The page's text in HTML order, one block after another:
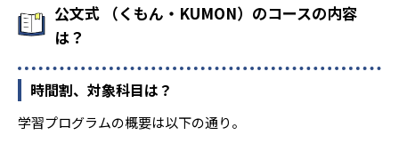
公文式 （くもん・KUMON）のコースの内容
は？
時間割、対象科目は？
学習プログラムの概要は以下の通り。